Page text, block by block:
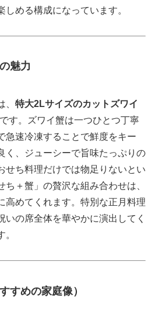
しめる構成になっています。
魅力
特大2Lサイズのカットズワイ
す。ズワイ蟹は一つひとつ丁寧
急速冷凍することで鮮度をキー
く、ジューシーで旨味たっぷりの
せち料理だけでは物足りないとい
ち＋蟹」の贅沢な組み合わせは、
高めてくれます。特別な正月料理
いの席全体を華やかに演出してく
すめの家庭像）